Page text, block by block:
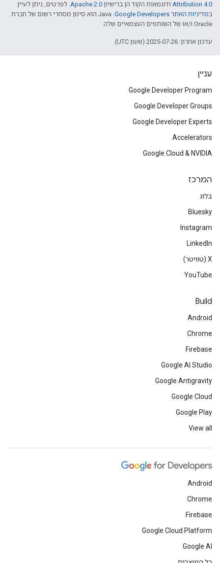
Attribution 4.0 ודוגמאות הקוד הן ברישיון Apache 2.0. לפרטים, ניתן לעיין
במדיניות האתר Google Developers‏
.‏ Java הוא סימן מסחרי רשום של חברת
Oracle ו/או של השותפים העצמאיים שלה.
עדכון אחרון: 2025-07-26 (שעון UTC).
עניין
Google Developer Program
Google Developer Groups
Google Developer Experts
Accelerators
Google Cloud & NVIDIA
המרכז
בלוג
Bluesky
Instagram
LinkedIn
‫X (טוויטר)
YouTube
Build
Android
Chrome
Firebase
Google AI Studio
Google Antigravity
Google Cloud
Google Play
View all
Android
Chrome
Firebase
Google Cloud Platform
Google AI